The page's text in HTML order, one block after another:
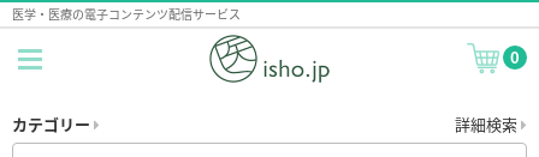
医学・医療の電子コンテンツ配信サービス
0
カテゴリー 詳細検索